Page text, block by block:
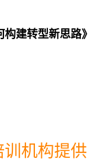
建转型新思路》
机构提供